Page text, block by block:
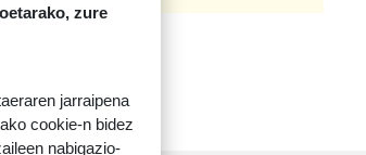
zure
jarraipena
cookie-n bidez
nabigazio-